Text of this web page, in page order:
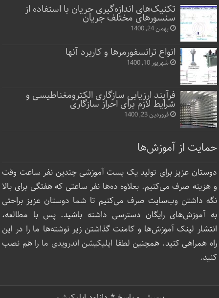
تکنیک‌های اندازه‌گیری جریان با استفاده از
سنسورهای مختلف جریان
بهمن 24, 1400
انواع ترانسفورمرها و کاربرد آنها
شهریور 10, 1400
فرآیند ارزیابی سازگاری الکترومغناطیسی و
شرایط لازم برای احراز سازگاری
فروردین 23, 1400
حمایت از آموزش‌ها
دوستان عزیز برای تولید یک پست آموزشی چندین نفر ساعت‌ وقت
و هزینه صرف می‌کنیم. بعلاوه ده‌ها نفر ساعتی که هفتگی برای بالا
نگه داشتن وب‌سایت صرف ‌می‌کنیم تا شما دوستان عزیز براحتی
به آموزش‌های رایگان دسترسی داشته باشید. پس با مطالعه،
انتشار لینک‌ آموزش‌ها و کامنت گذاشتن زیر نوشته‌‌ها ما را در این
راه همراهی کنید. همچنین لطفا اپلیکیشن اندرویدی ما را هم نصب
کنید.